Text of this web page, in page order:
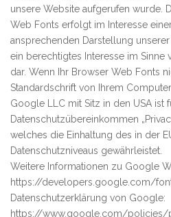
unsere Website aufgerufen wurde.
Web Fonts erfolgt im Interesse
ansprechenden Darstellung
ein berechtigtes Interesse im Sinne
dar. Wenn Ihr Browser Web Fonts
Standardschrift von Ihrem
Google LLC mit Sitz in den USA ist
Datenschutzübereinkommen
welches die Einhaltung des in der
Datenschutzniveaus gewährleistet.
Weitere Informationen zu Google
https://developers.google.com/
Datenschutzerklärung von Google:
https://www.google.com/policies/